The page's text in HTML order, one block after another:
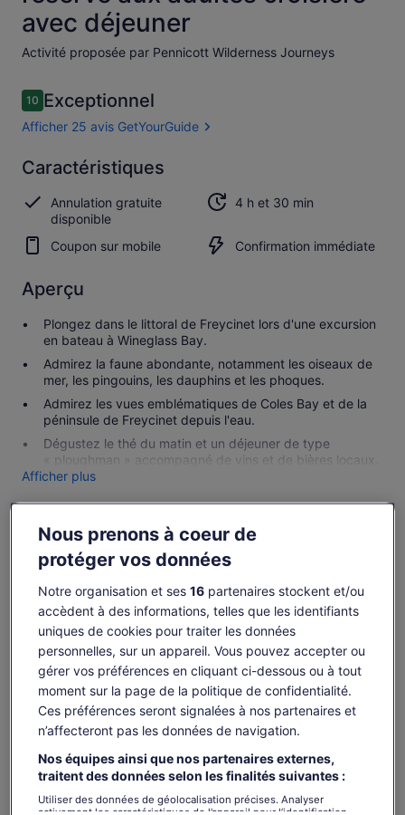
avec déjeuner
Activité proposée par Pennicott Wilderness Journeys
Avis
voyageurs
1010 sur 10
Exceptionnel
Afficher 25 avis GetYourGuide
10.0
10.0 sur 10
Exceptionnel
Afficher les
25 avis
GetYourGuide
Caractéristiques
Annulation gratuite
disponible
4 h et 30 min
Coupon sur mobile Confirmation immédiate
Aperçu
Plongez dans le littoral de Freycinet lors d'une excursion
en bateau à Wineglass Bay.
Admirez la faune abondante, notamment les oiseaux de
mer, les pingouins, les dauphins et les phoques.
Admirez les vues emblématiques de Coles Bay et de la
péninsule de Freycinet depuis l'eau.
Dégustez le thé du matin et un déjeuner de type
« ploughman » accompagné de vins et de bières locaux.
Afficher plus
Disponibilité
Modifier les dates
Modifier
les
dates
lun. 10 août
-
mar. 11 août
199 €
mer. 12 août
199 €
jeu. 13 août
199 €
Le
prix
est
de 199 €.
par
adulte
199 €
taxes et frais compris
Voir les billets
Il est possible que le contenu de cette page
provienne d’une traduction automatique.
Afficher le texte d’origine (anglais)
Donner mon avis sur cette traduction
dans
un
onglet.
Ce qui est inclus ou non
Nous prenons à coeur de
protéger vos données
Notre organisation et ses 16partenaires stockent et/ou
accèdent à des informations, telles que les identifiants
uniques de cookies pour traiter les données
personnelles, sur un appareil. Vous pouvez accepter ou
gérer vos préférences en cliquant ci-dessous ou à tout
moment sur la page de la politique de confidentialité.
Ces préférences seront signalées à nos partenaires et
n’affecteront pas les données de navigation.
Nos équipes ainsi que nos partenaires externes,
traitent des données selon les finalités suivantes :
Utiliser des données de géolocalisation précises. Analyser
activement les caractéristiques de l’appareil pour l’identification.